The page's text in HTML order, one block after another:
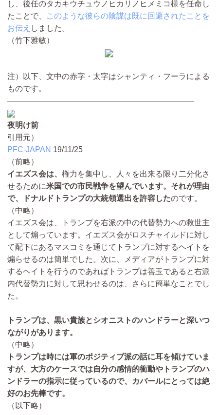
し、後任のタカキウチュウノヒカリノヒメミコ様を任命し
たことで、
このような彼らの陰謀は既に回避されたことを
お伝え しました。
（竹下雅敏）
注）以下、文中の赤字・太字はシャンティ・フーラによる
ものです。
————————————————————————
夜明け前
引用元）
PFC-JAPAN 19/11/25
（前略）
イエズス会は、 権力を集中し、人々を出来る限り二分化さ
せるために米国での市民戦争を望んでいます。それが理由
で、ドナルドトランプの大統領選出を許容したのです。
（中略）
イエズス会は、トランプを右派の中の代替勢力への救世主
として煽っています。イエズス会がロスチャイルドに対し
て配下にあるマスコミを通じてトランプに対するヘイトを
煽らせるのは簡単でした。次に、メディアがトランプに対
するヘイトを行うのであればトランプは善玉であると右派
内代替勢力に対して思わせるのは、さらに簡単なことでし
た。
トランプは、黒い貴族とシオニストのハンドラーと深いつ
ながりがあります。
（中略）
トランプは時には軍のポジティブ派の話に耳を傾けていま
すが、大方のケースでは自分の感情的衝動やトランプのハ
ンドラーの指示に従っているので、カバールにとっては絶
好のお先棒です。
（以下略）